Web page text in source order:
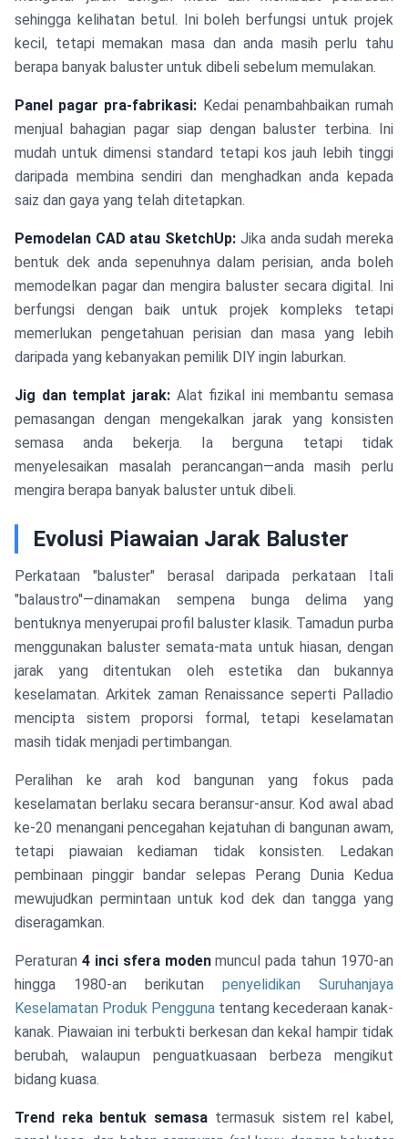
sehingga kelihatan betul. Ini boleh berfungsi untuk projek
kecil, tetapi memakan masa dan anda masih perlu tahu
berapa banyak baluster untuk dibeli sebelum memulakan.
Panel pagar pra-fabrikasi: Kedai penambahbaikan rumah
menjual bahagian pagar siap dengan baluster terbina. Ini
mudah untuk dimensi standard tetapi kos jauh lebih tinggi
daripada membina sendiri dan menghadkan anda kepada
saiz dan gaya yang telah ditetapkan.
Pemodelan CAD atau SketchUp: Jika anda sudah mereka
bentuk dek anda sepenuhnya dalam perisian, anda boleh
memodelkan pagar dan mengira baluster secara digital. Ini
berfungsi dengan baik untuk projek kompleks tetapi
memerlukan pengetahuan perisian dan masa yang lebih
daripada yang kebanyakan pemilik DIY ingin laburkan.
Jig dan templat jarak:Alat fizikal ini membantu semasa
pemasangan dengan mengekalkan jarak yang konsisten
semasa anda bekerja. Ia berguna tetapi tidak
menyelesaikan masalah perancangan—anda masih perlu
mengira berapa banyak baluster untuk dibeli.
Evolusi Piawaian Jarak Baluster
Perkataan "baluster" berasal daripada perkataan Itali
"balaustro"—dinamakan sempena bunga delima yang
bentuknya menyerupai profil baluster klasik. Tamadun purba
menggunakan baluster semata-mata untuk hiasan, dengan
jarak yang ditentukan oleh estetika dan bukannya
keselamatan. Arkitek zaman Renaissance seperti Palladio
mencipta sistem proporsi formal, tetapi keselamatan
masih tidak menjadi pertimbangan.
Peralihan ke arah kod bangunan yang fokus pada
keselamatan berlaku secara beransur-ansur. Kod awal abad
ke-20 menangani pencegahan kejatuhan di bangunan awam,
tetapi piawaian kediaman tidak konsisten. Ledakan
pembinaan pinggir bandar selepas Perang Dunia Kedua
mewujudkan permintaan untuk kod dek dan tangga yang
diseragamkan.
Peraturan 4 inci sfera modenmuncul pada tahun 1970-an
hingga 1980-an berikutan penyelidikan Suruhanjaya
Keselamatan Produk Pengguna tentang kecederaan kanak-
kanak. Piawaian ini terbukti berkesan dan kekal hampir tidak
berubah, walaupun penguatkuasaan berbeza mengikut
bidang kuasa.
Trend reka bentuk semasa termasuk sistem rel kabel,